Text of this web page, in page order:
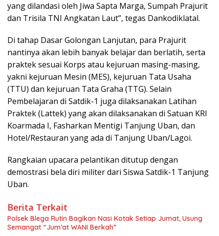
yang dilandasi oleh Jiwa Sapta Marga, Sumpah Prajurit
dan Trisila TNI Angkatan Laut”, tegas Dankodiklatal.
Di tahap Dasar Golongan Lanjutan, para Prajurit
nantinya akan lebih banyak belajar dan berlatih, serta
praktek sesuai Korps atau kejuruan masing-masing,
yakni kejuruan Mesin (MES), kejuruan Tata Usaha
(TTU) dan kejuruan Tata Graha (TTG). Selain
Pembelajaran di Satdik-1 juga dilaksanakan Latihan
Praktek (Lattek) yang akan dilaksanakan di Satuan KRI
Koarmada I, Fasharkan Mentigi Tanjung Uban, dan
Hotel/Restauran yang ada di Tanjung Uban/Lagoi.
Rangkaian upacara pelantikan ditutup dengan
demostrasi bela diri militer dari Siswa Satdik-1 Tanjung
Uban.
Berita Terkait
Polsek Blega Rutin Bagikan Nasi Kotak Setiap Jumat, Usung
Semangat “Jum’at WANI Berkah”